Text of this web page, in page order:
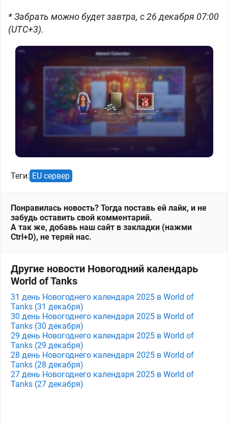
* Забрать можно будет завтра, с 26 декабря 07:00
(UTC+3).
Теги: EU сервер
Понравилась новость? Тогда поставь ей лайк, и не
забудь оставить свой комментарий.
А так же, добавь наш сайт в закладки (нажми
Ctrl+D), не теряй нас.
Другие новости Новогодний календарь
World of Tanks
31 день Новогоднего календаря 2025 в World of
Tanks (31 декабря)
30 день Новогоднего календаря 2025 в World of
Tanks (30 декабря)
29 день Новогоднего календаря 2025 в World of
Tanks (29 декабря)
28 день Новогоднего календаря 2025 в World of
Tanks (28 декабря)
27 день Новогоднего календаря 2025 в World of
Tanks (27 декабря)